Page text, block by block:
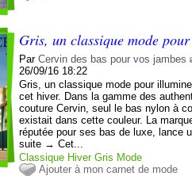
Gris, un classique mode
ParCervin des bas pour vos jambes
26/09/16 18:22
Gris, un classique mode pour
cet hiver. Dans la gamme des
couture Cervin, seul le bas nylon à
existait dans cette couleur. La
réputée pour ses bas de luxe, lance
suite → Cet...
Classique Hiver Gris Mode
Ajouter à mon carnet de mode